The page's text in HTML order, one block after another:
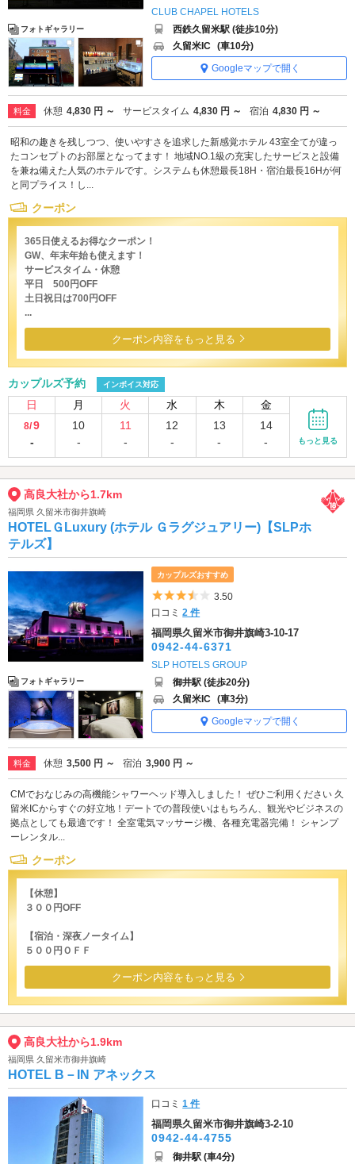
フォトギャラリー
CLUB CHAPEL HOTELS
西鉄久留米駅 (徒歩10分)
久留米IC (車10分)
Googleマップで開く
料金 休憩 4,830 円 ～ サービスタイム 4,830 円 ～ 宿泊 4,830 円 ～
昭和の趣きを残しつつ、使いやすさを追求した新感覚ホテル 43室全てが違っ
たコンセプトのお部屋となってます！ 地域NO.1級の充実したサービスと設備
を兼ね備えた人気のホテルです。システムも休憩最長18H・宿泊最長16Hが何
と同プライス！し...
クーポン
365日使えるお得なクーポン！
GW、年末年始も使えます！
サービスタイム・休憩
平日 500円OFF
土日祝日は700円OFF
...
クーポン内容をもっと見る
カップルズ予約 インボイス対応
日 月 火 水 木 金
8/9
-
10
-
11
-
12
-
13
-
14
-
もっと見る
高良大社から1.7km
福岡県 久留米市御井旗崎
HOTELＧLuxury (ホテル Ｇラグジュアリー)【SLPホ
テルズ】
フォトギャラリー
カップルズおすすめ
5つ星のうち3.5
3.50
口コミ2 件
福岡県久留米市御井旗崎3-10-17
0942-44-6371
SLP HOTELS GROUP
御井駅 (徒歩20分)
久留米IC (車3分)
Googleマップで開く
料金 休憩 3,500 円 ～ 宿泊 3,900 円 ～
CMでおなじみの高機能シャワーヘッド導入しました！ ぜひご利用ください 久
留米ICからすぐの好立地！デートでの普段使いはもちろん、観光やビジネスの
拠点としても最適です！ 全室電気マッサージ機、各種充電器完備！ シャンプ
ーレンタル...
クーポン
【休憩】
３００円OFF
【宿泊・深夜ノータイム】
５００円ＯＦＦ
クーポン内容をもっと見る
高良大社から1.9km
福岡県 久留米市御井旗崎
HOTEL B－IN アネックス
口コミ1 件
福岡県久留米市御井旗崎3-2-10
0942-44-4755
御井駅 (車4分)